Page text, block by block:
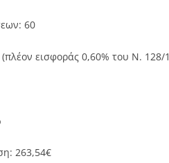
60
(πλέον εισφοράς 0,60% του Ν. 128/
263,54€